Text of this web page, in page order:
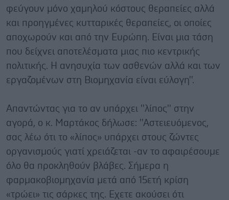
φεύγουν μόνο χαμηλού κόστους θεραπείες αλλά
και προηγμένες κυτταρικές θεραπείες, οι οποίες
αποχωρούν και από την Ευρώπη. Είναι μια τάση
που δείχνει αποτελέσματα μιας πιο κεντρικής
πολιτικής. Η ανησυχία των ασθενών αλλά και των
εργαζομένων στη Βιομηχανία είναι εύλογη''.
Απαντώντας για το αν υπάρχει ''λίπος'' στην
αγορά, ο κ. Μαρτάκος δήλωσε: ''Αστειευόμενος,
σας λέω ότι το «λίπος» υπάρχει στους ζώντες
οργανισμούς γιατί χρειάζεται -αν το αφαιρέσουμε
όλο θα προκληθούν βλάβες. Σήμερα η
φαρμακοβιομηχανία μετά από 15ετή κρίση
«τρώει» τις σάρκες της. Εχετε ακούσει ότι